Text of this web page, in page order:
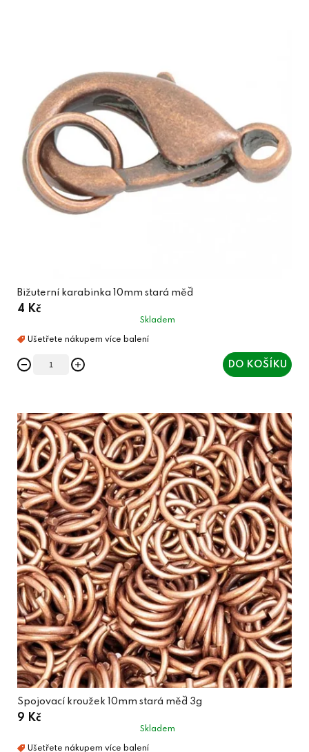
Bižuterní karabinka 10mm stará měď
4 Kč
Skladem
DO KOŠÍKU
Spojovací kroužek 10mm stará měď 3g
9 Kč
Skladem